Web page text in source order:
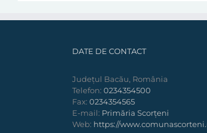
DATE DE CONTACT
Județul Bacău, România
Telefon: 0234354500
Fax: 0234354565
E-mail: Primăria Scorțeni
Web: https://